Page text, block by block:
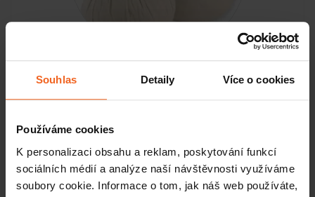
Souhlas Detaily Více o cookies
Používáme cookies
K personalizaci obsahu a reklam, poskytování funkcí
sociálních médií a analýze naší návštěvnosti využíváme
soubory cookie. Informace o tom, jak náš web používáte,
550 Kč KOUPIT